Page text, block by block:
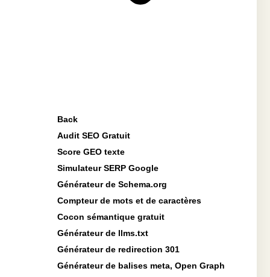
Back
Audit SEO Gratuit
Score GEO texte
Simulateur SERP Google
Générateur de Schema.org
Compteur de mots et de caractères
Cocon sémantique gratuit
Générateur de llms.txt
Générateur de redirection 301
Générateur de balises meta, Open Graph